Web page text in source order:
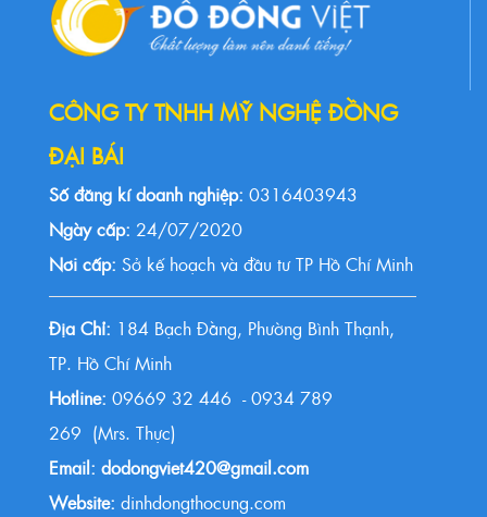
CÔNG TY TNHH MỸ NGHỆ ĐỒNG
ĐẠI BÁI
Số đăng kí doanh nghiệp: 0316403943
Ngày cấp: 24/07/2020
Nơi cấp: Sở kế hoạch và đầu tư TP Hồ Chí Minh
Địa Chỉ: 184 Bạch Đằng, Phường Bình Thạnh,
TP. Hồ Chí Minh
Hotline: 09669 32 446 - 0934 789
269 (Mrs. Thực)
Email: dodongviet420@gmail.com
Website: dinhdongthocung.com